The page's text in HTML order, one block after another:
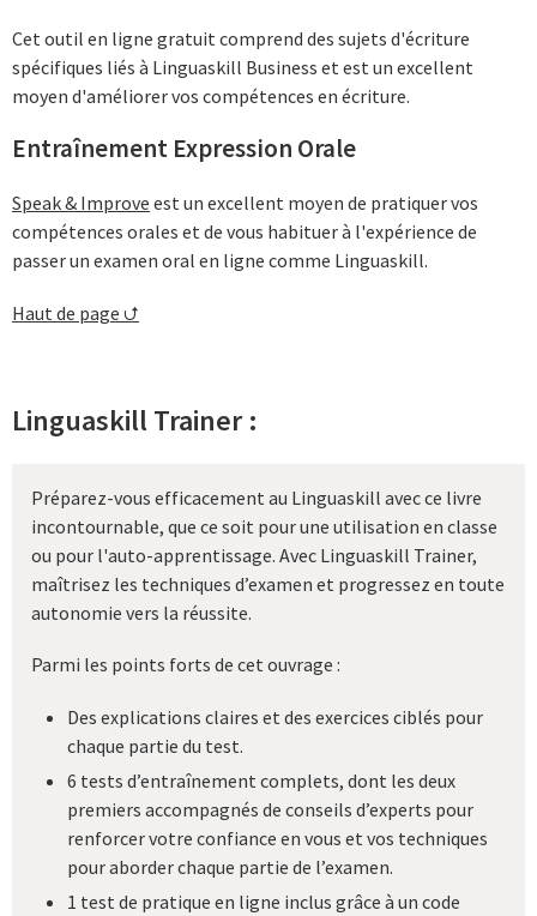
Cet outil en ligne gratuit comprend des sujets d'écriture
spécifiques liés à Linguaskill Business et est un excellent
moyen d'améliorer vos compétences en écriture.
Entraînement Expression Orale
Speak & Improve est un excellent moyen de pratiquer vos
compétences orales et de vous habituer à l'expérience de
passer un examen oral en ligne comme Linguaskill.
Haut de page ⮍
Linguaskill Trainer :
Préparez-vous efficacement au Linguaskill avec ce livre
incontournable, que ce soit pour une utilisation en classe
ou pour l'auto-apprentissage. Avec Linguaskill Trainer,
maîtrisez les techniques d’examen et progressez en toute
autonomie vers la réussite.
Parmi les points forts de cet ouvrage :
Des explications claires et des exercices ciblés pour
chaque partie du test.
6 tests d’entraînement complets, dont les deux
premiers accompagnés de conseils d’experts pour
renforcer votre confiance en vous et vos techniques
pour aborder chaque partie de l’examen.
1 test de pratique en ligne inclus grâce à un code